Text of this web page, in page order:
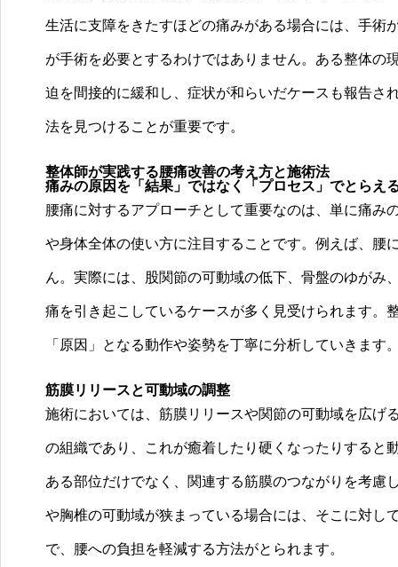
生活に支障をきたすほどの痛みがある場合には、手術
が手術を必要とするわけではありません。ある整体の
迫を間接的に緩和し、症状が和らいだケースも報告さ
法を見つけることが重要です。
整体師が実践する腰痛改善の考え方と施術法
痛みの原因を「結果」ではなく「プロセス」でとらえ
腰痛に対するアプローチとして重要なのは、単に痛み
や身体全体の使い方に注目することです。例えば、腰
ん。実際には、股関節の可動域の低下、骨盤のゆが
痛を引き起こしているケースが多く見受けられます。
「原因」となる動作や姿勢を丁寧に分析していきます
筋膜リリースと可動域の調整
施術においては、筋膜リリースや関節の可動域を広げ
の組織であり、これが癒着したり硬くなったりすると
ある部位だけでなく、関連する筋膜のつながりを考慮
や胸椎の可動域が狭まっている場合には、そこに対し
で、腰への負担を軽減する方法がとられます。